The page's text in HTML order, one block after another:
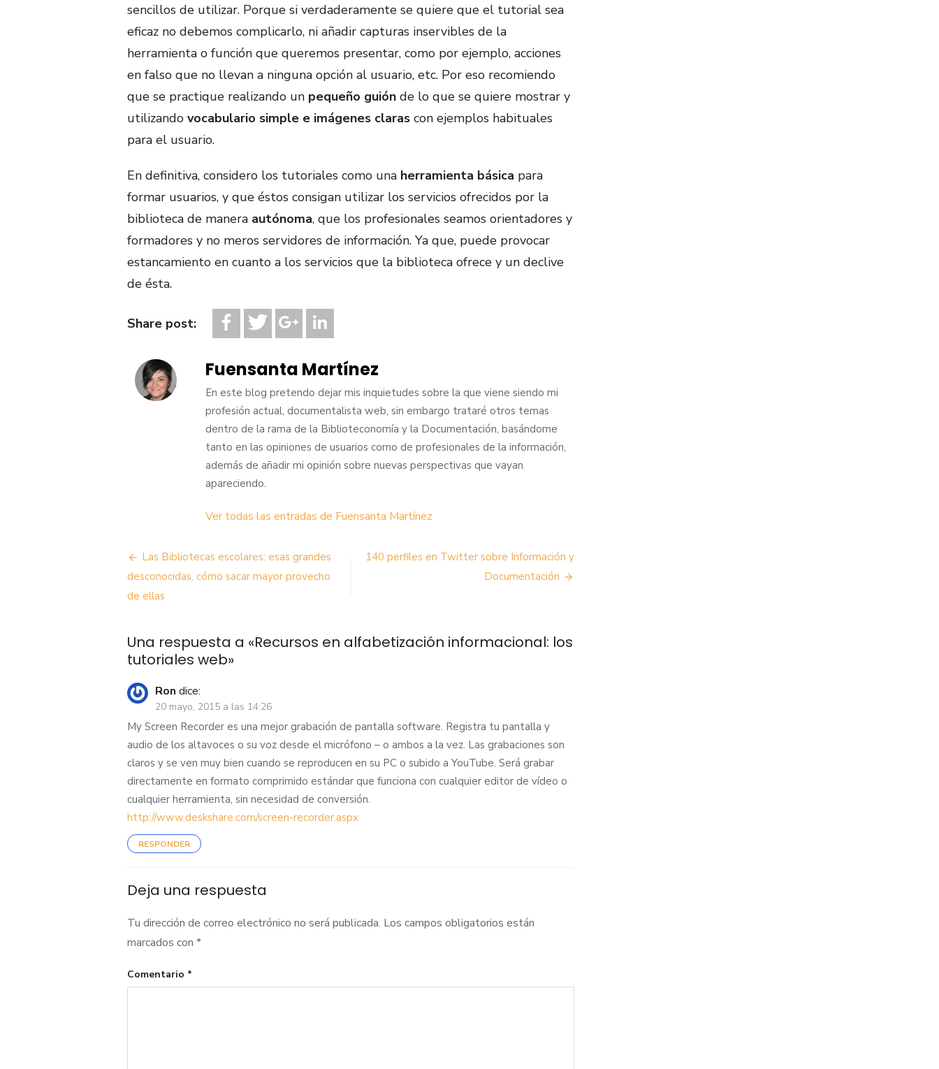
sencillos de utilizar. Porque si verdaderamente se quiere que el tutorial sea
eficaz no debemos complicarlo, ni añadir capturas inservibles de la
herramienta o función que queremos presentar, como por ejemplo, acciones
en falso que no llevan a ninguna opción al usuario, etc. Por eso recomiendo
que se practique realizando un pequeño guión de lo que se quiere mostrar y
utilizando vocabulario simple e imágenes claras con ejemplos habituales
para el usuario.
En definitiva, considero los tutoriales como una herramienta básica para
formar usuarios, y que éstos consigan utilizar los servicios ofrecidos por la
biblioteca de manera autónoma, que los profesionales seamos orientadores y
formadores y no meros servidores de información. Ya que, puede provocar
estancamiento en cuanto a los servicios que la biblioteca ofrece y un declive
de ésta.
Share post:
Fuensanta Martínez
En este blog pretendo dejar mis inquietudes sobre la que viene siendo mi
profesión actual, documentalista web, sin embargo trataré otros temas
dentro de la rama de la Biblioteconomía y la Documentación, basándome
tanto en las opiniones de usuarios como de profesionales de la información,
además de añadir mi opinión sobre nuevas perspectivas que vayan
apareciendo.
Ver todas las entradas de Fuensanta Martínez
Navegación
de
entradas
Las Bibliotecas escolares: esas grandes
desconocidas, cómo sacar mayor provecho
de ellas
140 perfiles en Twitter sobre Información y
Documentación
Una respuesta a «Recursos en alfabetización informacional: los
tutoriales web»
Ron dice:
20 mayo, 2015 a las 14:26
My Screen Recorder es una mejor grabación de pantalla software. Registra tu pantalla y
audio de los altavoces o su voz desde el micrófono – o ambos a la vez. Las grabaciones son
claros y se ven muy bien cuando se reproducen en su PC o subido a YouTube. Será grabar
directamente en formato comprimido estándar que funciona con cualquier editor de vídeo o
cualquier herramienta, sin necesidad de conversión.
http://www.deskshare.com/screen-recorder.aspx
RESPONDER
Deja una respuesta
Tu dirección de correo electrónico no será publicada. Los campos obligatorios están
marcados con *
Comentario *